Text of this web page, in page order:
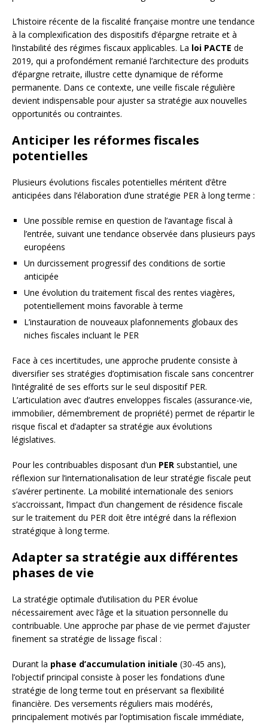
L’histoire récente de la fiscalité française montre une tendance
à la complexification des dispositifs d’épargne retraite et à
l’instabilité des régimes fiscaux applicables. La loi PACTE de
2019, qui a profondément remanié l’architecture des produits
d’épargne retraite, illustre cette dynamique de réforme
permanente. Dans ce contexte, une veille fiscale régulière
devient indispensable pour ajuster sa stratégie aux nouvelles
opportunités ou contraintes.
Anticiper les réformes fiscales
potentielles
Plusieurs évolutions fiscales potentielles méritent d’être
anticipées dans l’élaboration d’une stratégie PER à long terme :
Une possible remise en question de l’avantage fiscal à
l’entrée, suivant une tendance observée dans plusieurs pays
européens
Un durcissement progressif des conditions de sortie
anticipée
Une évolution du traitement fiscal des rentes viagères,
potentiellement moins favorable à terme
L’instauration de nouveaux plafonnements globaux des
niches fiscales incluant le PER
Face à ces incertitudes, une approche prudente consiste à
diversifier ses stratégies d’optimisation fiscale sans concentrer
l’intégralité de ses efforts sur le seul dispositif PER.
L’articulation avec d’autres enveloppes fiscales (assurance-vie,
immobilier, démembrement de propriété) permet de répartir le
risque fiscal et d’adapter sa stratégie aux évolutions
législatives.
Pour les contribuables disposant d’un PER substantiel, une
réflexion sur l’internationalisation de leur stratégie fiscale peut
s’avérer pertinente. La mobilité internationale des seniors
s’accroissant, l’impact d’un changement de résidence fiscale
sur le traitement du PER doit être intégré dans la réflexion
stratégique à long terme.
Adapter sa stratégie aux différentes
phases de vie
La stratégie optimale d’utilisation du PER évolue
nécessairement avec l’âge et la situation personnelle du
contribuable. Une approche par phase de vie permet d’ajuster
finement sa stratégie de lissage fiscal :
Durant la phase d’accumulation initiale (30-45 ans),
l’objectif principal consiste à poser les fondations d’une
stratégie de long terme tout en préservant sa flexibilité
financière. Des versements réguliers mais modérés,
principalement motivés par l’optimisation fiscale immédiate,